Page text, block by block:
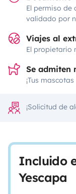
El permiso de
validado por
Viajes al
El propietario
Se admiten
¡Tus
¡Solicitud de
Incluido
Yescapa